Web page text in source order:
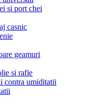
si port chei
casnic
geamuri
si rafie
contra umiditatii